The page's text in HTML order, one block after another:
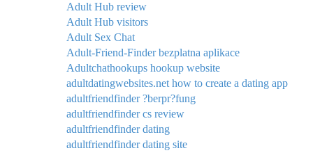
Adult Hub review
Adult Hub visitors
Adult Sex Chat
Adult-Friend-Finder bezplatna aplikace
Adultchathookups hookup website
adultdatingwebsites.net how to create a dating app
adultfriendfinder ?berpr?fung
adultfriendfinder cs review
adultfriendfinder dating
adultfriendfinder dating site